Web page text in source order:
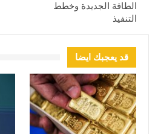
الطاقة الجديدة وخطط
التنفيذ
قد يعجبك ايضا